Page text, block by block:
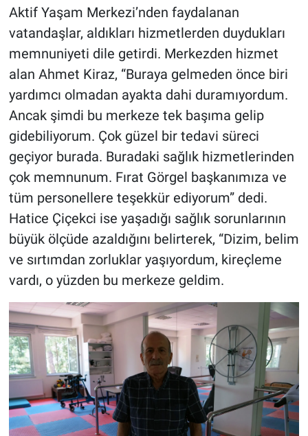
Aktif Yaşam Merkezi’nden faydalanan
vatandaşlar, aldıkları hizmetlerden duydukları
memnuniyeti dile getirdi. Merkezden hizmet
alan Ahmet Kiraz, “Buraya gelmeden önce biri
yardımcı olmadan ayakta dahi duramıyordum.
Ancak şimdi bu merkeze tek başıma gelip
gidebiliyorum. Çok güzel bir tedavi süreci
geçiyor burada. Buradaki sağlık hizmetlerinden
çok memnunum. Fırat Görgel başkanımıza ve
tüm personellere teşekkür ediyorum” dedi.
Hatice Çiçekci ise yaşadığı sağlık sorunlarının
büyük ölçüde azaldığını belirterek, “Dizim, belim
ve sırtımdan zorluklar yaşıyordum, kireçleme
vardı, o yüzden bu merkeze geldim.